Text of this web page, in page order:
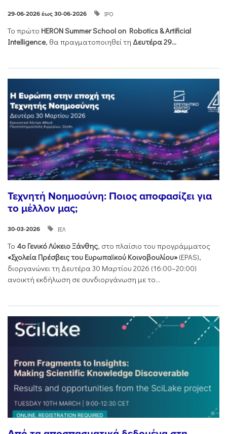
29-06-2026 έως 30-06-2026 ΙΡΟ
Το πρώτο HERONSummerSchool on Robotics &Artificial
Intelligence, θα πραγματοποιηθεί τη Δευτέρα 29...
Τεχνητή Νοημοσύνη: Ποιος αποφασίζει για
το μέλλον μας;
30-03-2026 ΙΕΛ
Το 4ο Γενικό Λύκειο Ξάνθης, στο πλαίσιο του προγράμματος
«Σχολεία Πρέσβεις του Ευρωπαϊκού Κοινοβουλίου»(EPAS),
διοργανώνει τη Δευτέρα 30 Μαρτίου 2026 (16:00–20:00)
ανοικτή εκδήλωση σε συνδιοργάνωση με το...